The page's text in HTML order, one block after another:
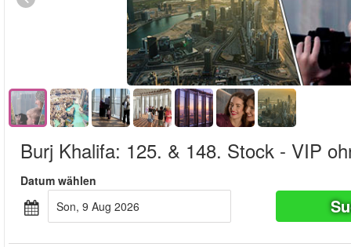
Burj Khalifa: 125. & 148. Stock - VIP
Datum wählen
Son, 9 Aug 2026